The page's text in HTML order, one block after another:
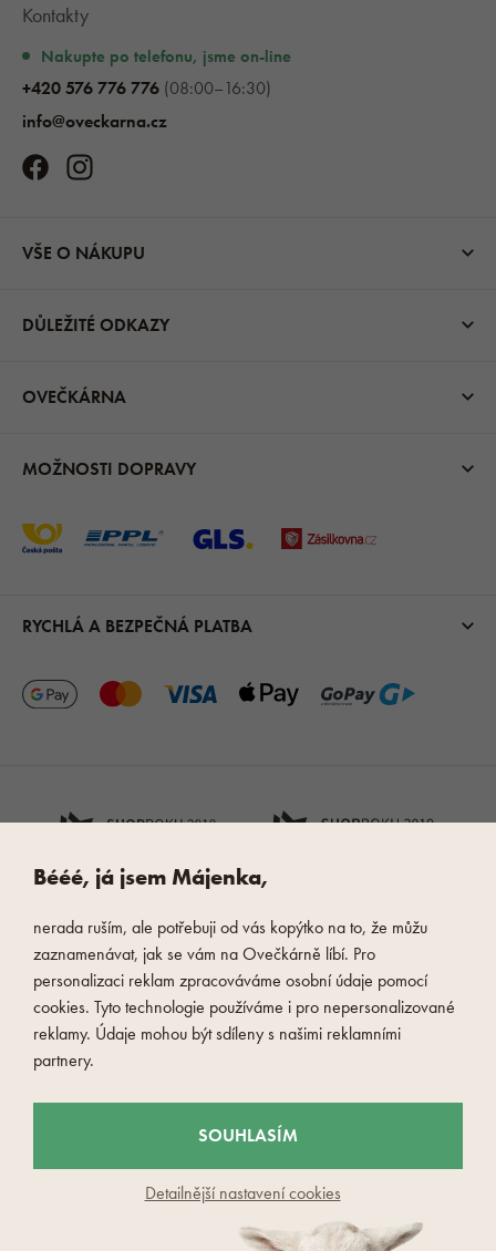
Kontakty
Nakupte po telefonu, jsme on-line
+420 576 776 776 (08:00–16:30)
info@oveckarna.cz
VŠE O NÁKUPU
DŮLEŽITÉ ODKAZY
OVEČKÁRNA
MOŽNOSTI DOPRAVY
RYCHLÁ A BEZPEČNÁ PLATBA
© 2026 Oveckarna.cz - Czech Wool company s.r.o
Nahlásit závadný obsah Nastavení cookies
Bééé, já jsem Májenka,
nerada ruším, ale potřebuji od vás kopýtko na to, že můžu
zaznamenávat, jak se vám na Ovečkárně líbí. Pro
personalizaci reklam zpracováváme osobní údaje pomocí
cookies. Tyto technologie používáme i pro nepersonalizované
reklamy. Údaje mohou být sdíleny s našimi reklamními
partnery.
Detailnější nastavení cookies
SOUHLASÍM